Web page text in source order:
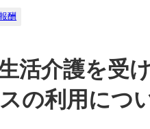
酬
活介護を受
の利用につ